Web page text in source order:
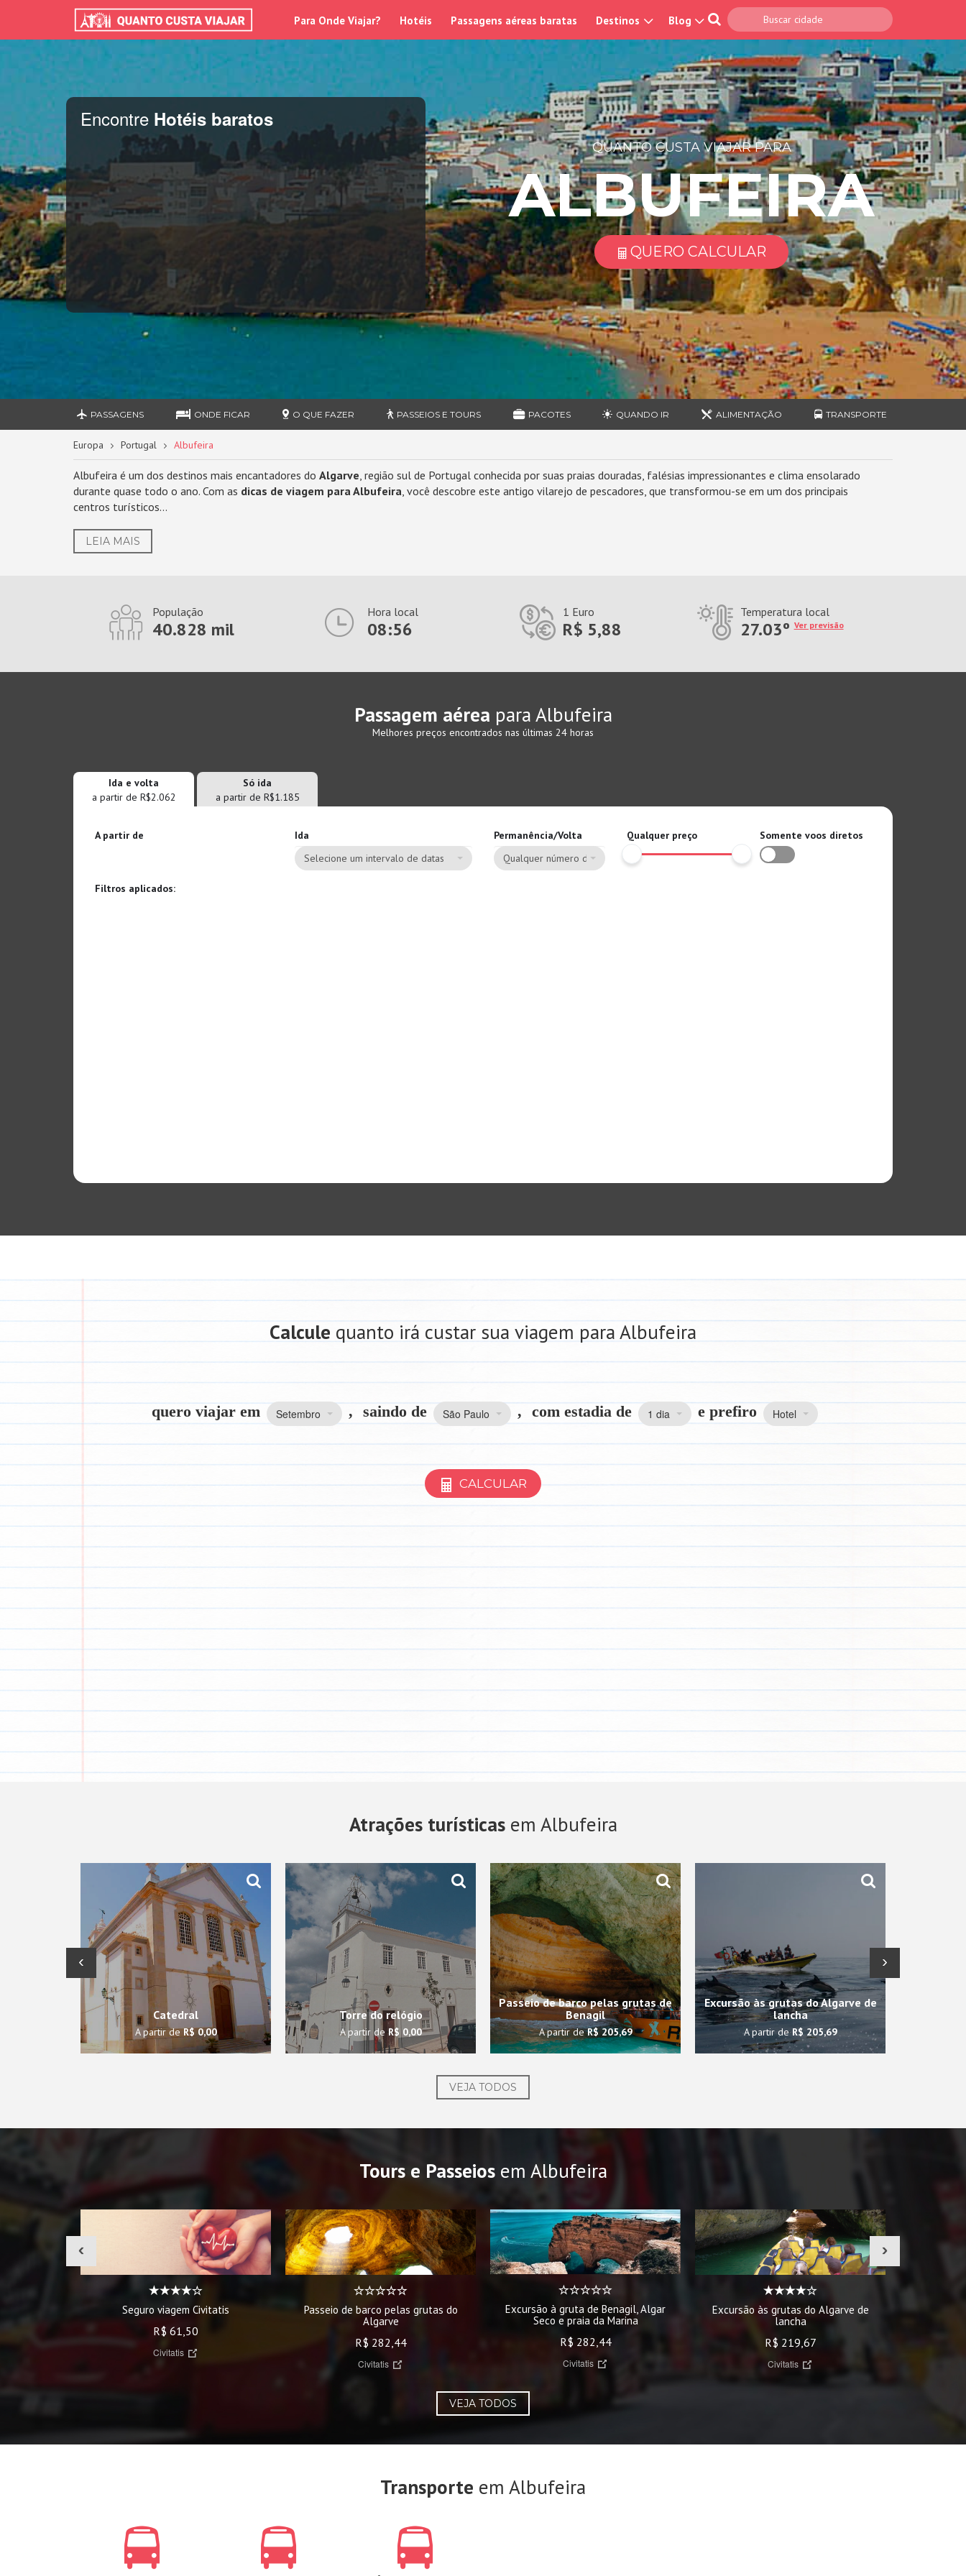
Para Onde Viajar? Hotéis Passagens aéreas baratas Destinos Blog
Encontre Hotéis baratos
QUANTO CUSTA VIAJAR PARA
ALBUFEIRA
QUERO CALCULAR
PASSAGENS ONDE FICAR O QUE FAZER PASSEIOS E TOURS PACOTES QUANDO IR ALIMENTAÇÃO TRANSPORTE
Europa Portugal Albufeira
Albufeira é um dos destinos mais encantadores do Algarve, região sul de Portugal conhecida por suas praias douradas, falésias impressionantes e clima ensolarado
durante quase todo o ano. Com as dicas de viagem para Albufeira, você descobre este antigo vilarejo de pescadores, que transformou-se em um dos principais
centros turísticos...
LEIA MAIS
População
40.828 mil
Hora local
08:56
1 Euro
R$ 5,88
Temperatura local
27.03ºVer previsão
Passagem aérea para Albufeira
Melhores preços encontrados nas últimas 24 horas
Ida e volta
a partir de R$2.062
Só ida
a partir de R$1.185
A partir de Ida Permanência/Volta Qualquer preço
Somente voos diretos
Selecione um intervalo de datas
Qualquer número de dias
Filtros aplicados:
Calcule quanto irá custar sua viagem para Albufeira
quero viajar em Setembro , saindo de São Paulo , com estadia de 1 dia e prefiro Hotel
CALCULAR
Atrações turísticasem Albufeira
Catedral
A partir deR$ 0,00
Torre do relógio
A partir deR$ 0,00
Passeio de barco pelas grutas de
Benagil
A partir deR$ 205,69
Excursão às grutas do Algarve de
lancha
A partir deR$ 205,69
‹ ›
VEJA TODOS
Tours e Passeiosem Albufeira
Seguro viagem Civitatis
R$ 61,50
Civitatis
Passeio de barco pelas grutas do
Algarve
R$ 282,44
Civitatis
Excursão à gruta de Benagil, Algar
Seco e praia da Marina
R$ 282,44
Civitatis
Excursão às grutas do Algarve de
lancha
R$ 219,67
Civitatis
‹ ›
VEJA TODOS
Transporte em Albufeira